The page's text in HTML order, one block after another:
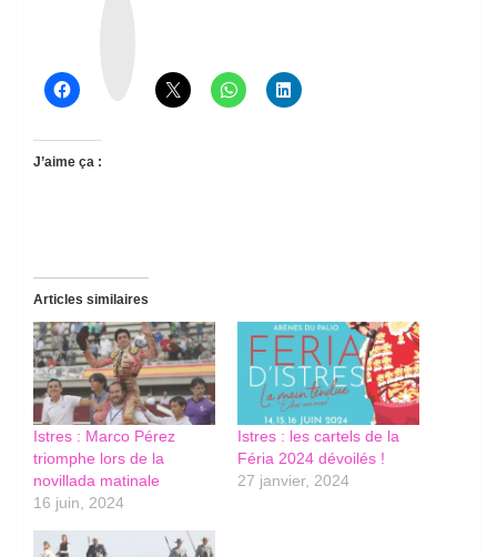
J’aime ça :
Articles similaires
Istres : Marco Pérez
triomphe lors de la
novillada matinale
16 juin, 2024
Istres : les cartels de la
Féria 2024 dévoilés !
27 janvier, 2024